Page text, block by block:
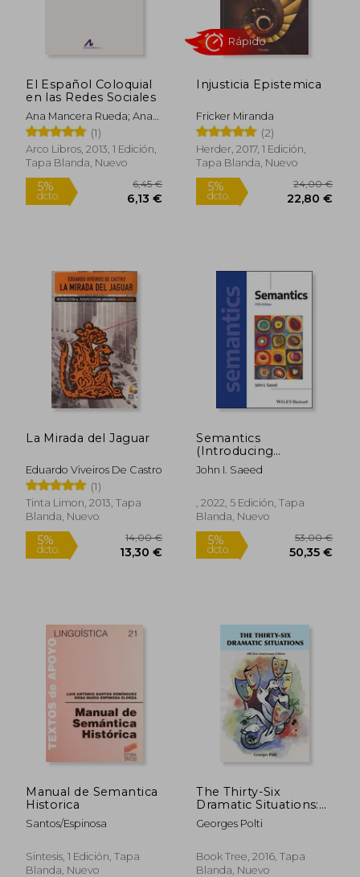
dcto. 18,80 € dcto.
El Español Coloquial
en las Redes Sociales
Ana Mancera Rueda; Ana
Pano Alamán(1)
Arco Libros, 2013, 1 Edición,
Tapa Blanda, Nuevo
5%
dcto.
Injusticia Epistemica
Fricker Miranda
(2)
Herder, 2017, 1 Edición,
Tapa Blanda, Nuevo
5%
dcto.
La Mirada del Jaguar
Eduardo Viveiros De Castro
(1)
Tinta Limon, 2013, Tapa
Blanda, Nuevo
Semantics
(Introducing
Linguistics) (en
Inglés)
John I. Saeed
, 2022, 5 Edición, Tapa
Blanda, Nuevo
Manual de Semantica
Historica
Santos/Espinosa
Sintesis, 1 Edición, Tapa
Blanda, Nuevo
The Thirty-Six
Dramatic Situations:
The 100-Year
Anniversary Edition
Georges Polti
Book Tree, 2016, Tapa
Blanda, Nuevo